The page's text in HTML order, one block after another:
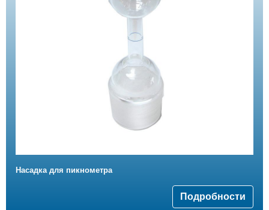
Hасадка для пикнометра
Подробности